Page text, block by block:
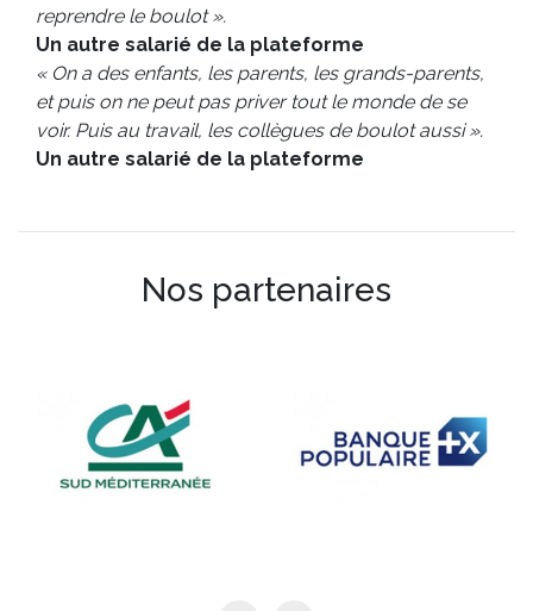
reprendre le boulot ».
Un autre salarié de la plateforme
« On a des enfants, les parents, les grands-parents,
et puis on ne peut pas priver tout le monde de se
voir. Puis au travail, les collègues de boulot aussi ».
Un autre salarié de la plateforme
Nos partenaires